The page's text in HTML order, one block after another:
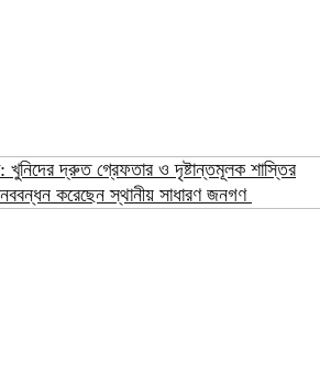
খুনিদের দ্রুত গ্রেফতার ও দৃষ্টান্তমূলক শাস্তির
করেছেন স্থানীয় সাধারণ জনগণ